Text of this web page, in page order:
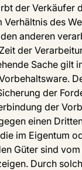
der Verkäufer
Verhältnis des
anderen
der
Sache gilt
der
der
einen
im Eigentum
Güter sind
Durch